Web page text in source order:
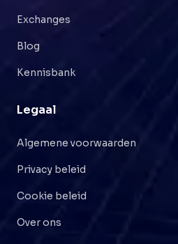
Exchanges
Blog
Kennisbank
Legaal
Algemene voorwaarden
Privacy beleid
Cookie beleid
Over ons